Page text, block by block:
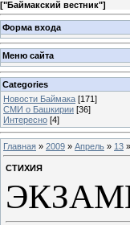
["Баймакский вестник"]
Форма входа
Меню сайта
Categories
Новости Баймака [171]
СМИ о Башкирии [36]
Интересно [4]
Главная » 2009 » Апрель » 13
СТИХИЯ